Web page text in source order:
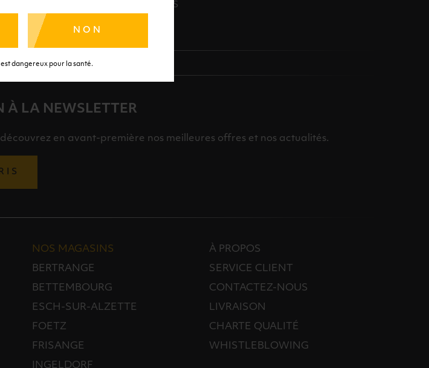
NON
est dangereux pour la santé.
SOINS
À LA NEWSLETTER
en avant-première nos meilleures offres et nos actualités.
NOS MAGASINS
BERTRANGE
BETTEMBOURG
ESCH-SUR-ALZETTE
FOETZ
FRISANGE
INGELDORF
À PROPOS
SERVICE CLIENT
CONTACTEZ-NOUS
LIVRAISON
CHARTE QUALITÉ
WHISTLEBLOWING